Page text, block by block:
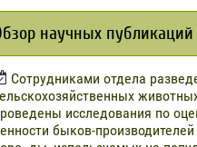
научных публикаций
Сотрудниками отдела
исследования по
быков-